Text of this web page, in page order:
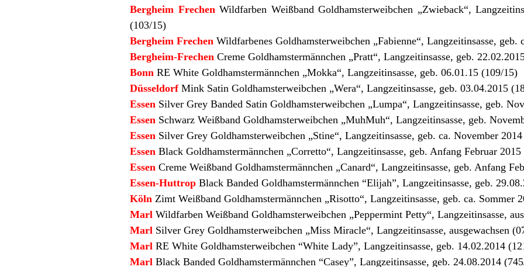
Bergheim Frechen Wildfarben Weißband Goldhamsterweibchen „Zwieback“,
(103/15)
Bergheim Frechen Wildfarbenes Goldhamsterweibchen „Fabienne“, Langzeitinsasse, geb.
Bergheim-Frechen Creme Goldhamstermännchen „Pratt“, Langzeitinsasse, geb.
Bonn RE White Goldhamstermännchen „Mokka“, Langzeitinsasse, geb. 06.01.15 (109/15)
Düsseldorf Mink Satin Goldhamsterweibchen „Wera“, Langzeitinsasse, geb. 03.04.2015
Essen Silver Grey Banded Satin Goldhamsterweibchen „Lumpa“, Langzeitinsasse, geb.
Essen Schwarz Weißband Goldhamsterweibchen „MuhMuh“, Langzeitinsasse, geb.
Essen Silver Grey Goldhamsterweibchen „Stine“, Langzeitinsasse, geb. ca. November
Essen Black Goldhamstermännchen „Corretto“, Langzeitinsasse, geb. Anfang Februar
Essen Creme Weißband Goldhamstermännchen „Canard“, Langzeitinsasse, geb. Anfang
Essen-Huttrop Black Banded Goldhamstermännchen “Elijah”, Langzeitinsasse, geb.
Köln Zimt Weißband Goldhamstermännchen „Risotto“, Langzeitinsasse, geb. ca. Sommer
Marl Wildfarben Weißband Goldhamsterweibchen „Peppermint Petty“, Langzeitinsasse,
Marl Silver Grey Goldhamsterweibchen „Miss Miracle“, Langzeitinsasse, ausgewachsen
Marl RE White Goldhamsterweibchen “White Lady”, Langzeitinsasse, geb. 14.02.2014
Marl Black Banded Goldhamstermännchen “Casey”, Langzeitinsasse, geb. 24.08.2014